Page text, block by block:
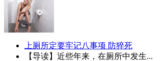
上厕所定要牢记八事项 防猝死
【导读】近些年来，在厕所中发生...